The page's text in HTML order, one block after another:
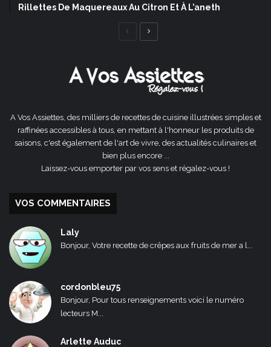
Rillettes De Maquereaux Au Citron Et À L’aneth
Page
A Vos Assiettes, des milliers de recettes de cuisine illustrées simples et
raffinées accessibles à tous, en mettant à l'honneur les produits de
saisons, c'est également de l'art de vivre, des actualités culinaires et
bien plus encore ...
Laissez-vous emporter par vos sens et régalez-vous !
VOS COMMENTAIRES
Laly
Bonjour, Votre recette de crêpes aux fruits de mer a l...
cordonbleu75
Bonjour, Pour tous renseignements voici le numéro
lecteurs M...
Arlette Auduc